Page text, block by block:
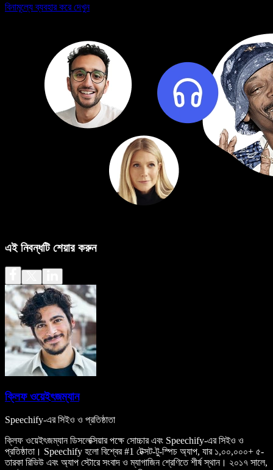
বিনামূল্যে ব্যবহার করে দেখুন
এই নিবন্ধটি শেয়ার করুন
ক্লিফ ওয়েইৎজম্যান
Speechify-এর সিইও ও প্রতিষ্ঠাতা
ক্লিফ ওয়েইৎজম্যান ডিসলেক্সিয়ার পক্ষে সোচ্চার এবং Speechify-এর সিইও ও
প্রতিষ্ঠাতা। Speechify হলো বিশ্বের #1 টেক্সট-টু-স্পিচ অ্যাপ, যার ১,০০,০০০+ ৫-
তারকা রিভিউ এবং অ্যাপ স্টোরে সংবাদ ও ম্যাগাজিন শ্রেণিতে শীর্ষ স্থান। ২০১৭ সালে,